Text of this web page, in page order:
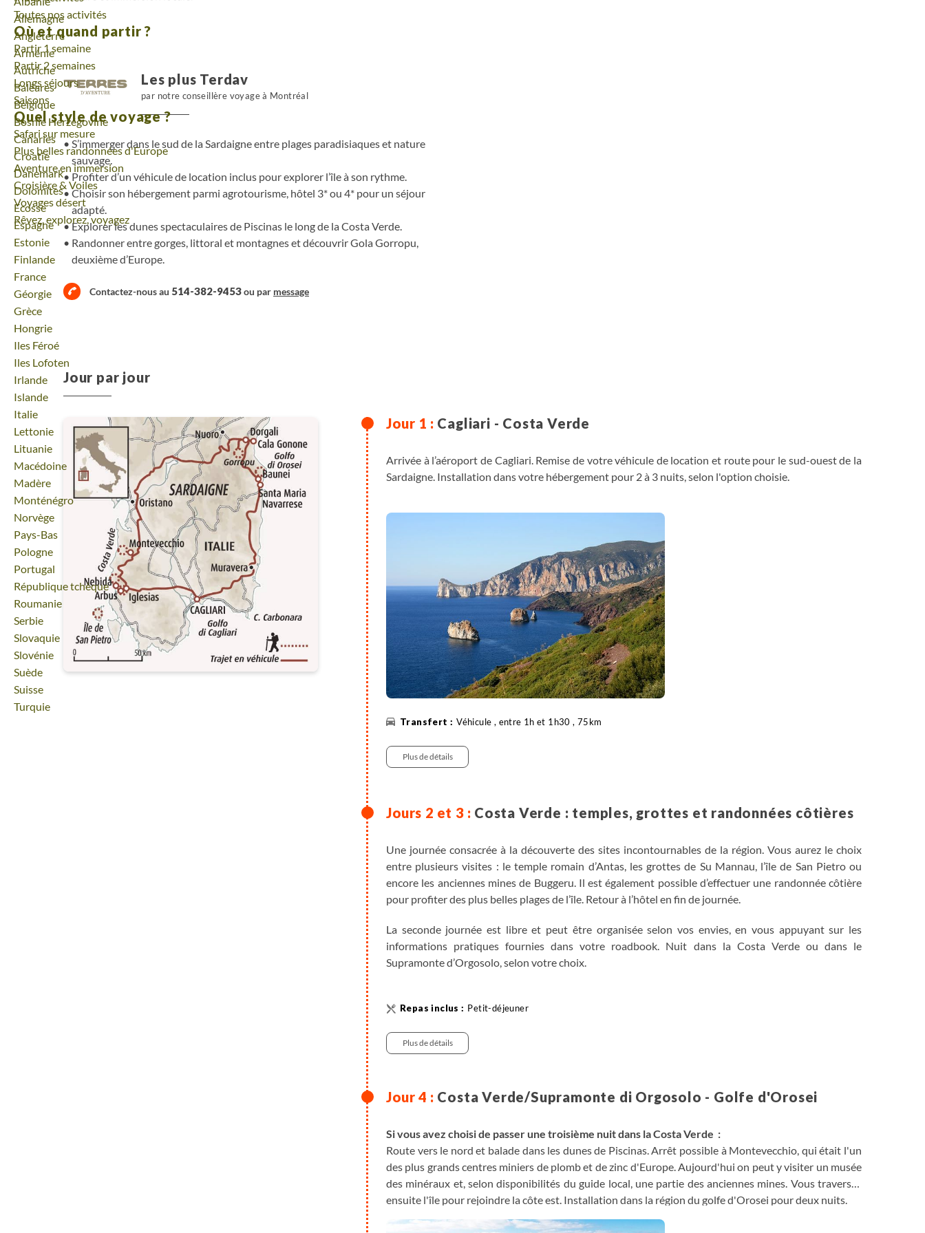
Voyage
Allemagne
Voyage
Angleterre
Voyage
Arménie
Voyage
Autriche
Voyage
Baléares
Voyage
Belgique
Voyage
Bosnie Herzégovine
Voyage
Canaries
Voyage
Croatie
Voyage
Danemark
Voyage
Dolomites
Voyage
Ecosse
Voyage
Espagne
Voyage
Estonie
Voyage
Finlande
Voyage
France
Voyage
Géorgie
Voyage
Grèce
Voyage
Hongrie
Voyage
Iles Féroé
Voyage
Iles Lofoten
Voyage
Irlande
Voyage
Islande
Voyage
Italie
Voyage
Lettonie
Voyage
Lituanie
Voyage
Macédoine
Voyage
Madère
Voyage
Monténégro
Voyage
Norvège
Voyage
Pays-Bas
Voyage
Pologne
Voyage
Portugal
Voyage
République tchèque
Voyage
Roumanie
Voyage
Serbie
Voyage
Slovaquie
Voyage
Slovénie
Voyage
Suède
Voyage
Suisse
Voyage
Turquie
Toutes nos activités
Où et quand partir ?
Partir 1 semaine
Partir 2 semaines
Longs séjours
Saisons
Quel style de voyage ?
Safari sur mesure
Plus belles randonnées d'Europe
Aventure en immersion
Croisière & Voiles
Voyages désert
Rêvez, explorez, voyagez
Les plus Terdav
par notre conseillère voyage à Montréal
S’immerger dans le sud de la Sardaigne entre plages paradisiaques et nature
sauvage.
Profiter d’un véhicule de location inclus pour explorer l’île à son rythme.
Choisir son hébergement parmi agrotourisme, hôtel 3* ou 4* pour un séjour
adapté.
Explorer les dunes spectaculaires de Piscinas le long de la Costa Verde.
Randonner entre gorges, littoral et montagnes et découvrir Gola Gorropu,
deuxième d’Europe.
Contactez-nous au 514-382-9453ou par message
Jour par jour
Cagliari - Costa Verde
Arrivée à l’aéroport de Cagliari. Remise de votre véhicule de location et route pour le sud-ouest de la
Sardaigne. Installation dans votre hébergement pour 2 à 3 nuits, selon l'option choisie.
Véhicule , entre 1h et 1h30 , 75km
Plus de détails
Costa Verde : temples, grottes et randonnées côtières
Une journée consacrée à la découverte des sites incontournables de la région. Vous aurez le choix
entre plusieurs visites : le temple romain d’Antas, les grottes de Su Mannau, l’île de San Pietro ou
encore les anciennes mines de Buggeru. Il est également possible d’effectuer une randonnée côtière
pour profiter des plus belles plages de l’île. Retour à l’hôtel en fin de journée.
La seconde journée est libre et peut être organisée selon vos envies, en vous appuyant sur les
informations pratiques fournies dans votre roadbook. Nuit dans la Costa Verde ou dans le
Supramonte d’Orgosolo, selon votre choix.
Petit-déjeuner
Plus de détails
Costa Verde/Supramonte di Orgosolo - Golfe d'Orosei
Si vous avez choisi de passer une troisième nuit dans la Costa Verde :
Route vers le nord et balade dans les dunes de Piscinas. Arrêt possible à Montevecchio, qui était l'un
des plus grands centres miniers de plomb et de zinc d'Europe. Aujourd'hui on peut y visiter un musée
des minéraux et, selon disponibilités du guide local, une partie des anciennes mines. Vous traversez
ensuite l'île pour rejoindre la côte est. Installation dans la région du golfe d'Orosei pour deux nuits.